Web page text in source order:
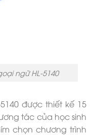
ngữ HL-5140
được thiết kế 15
tác của học sinh
chọn chương trình